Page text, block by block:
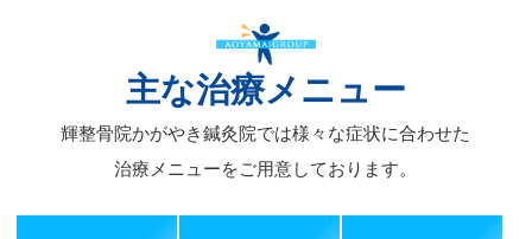
主な治療メニュー
輝整骨院かがやき鍼灸院では様々な症状に合わせた
治療メニューをご用意しております。